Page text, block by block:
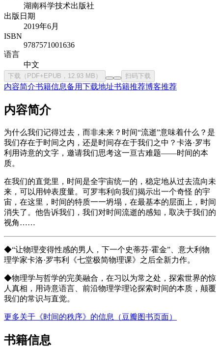
湖南科学技术出版社
出版日期
2019年6月
ISBN
9787571001636
语言
中文
下载（PDF+EPUB，12.93 MB） 扫码下载
内容简介书籍信息备用下载地址书籍推荐博客推荐
内容简介
为什么我们记得过去，而非未来？时间“流逝”意味着什么？是
我们存在于时间之内，还是时间存在于我们之中？卡洛·罗韦
利用诗意的文字，邀请我们思考这一亘古难题——时间的本
质。
在我们的直觉里，时间是全宇宙统一的，稳定地从过去流向未
来，可以用钟表度量。可罗韦利向我们揭示出一个奇怪 的宇
宙，在这里，时间的特质一一坍塌，在最基本的层面上，时间
消失了。他告诉我们，我们对时间流逝的感知，取决于我们的
视角……
◆“让物理变得性感的男人，下一个史蒂芬·霍金”、意大利物
理学家卡洛·罗韦利《七堂极简物理课》之后全新力作。
◆物理学与哲学的完美融合，在习以为常之处，探索世界的惊
人真相，用诗意语言、前沿物理学理论探索时间的本质，颠覆
我们的常识与直觉。
更多关于《时间的秩序》的信息（豆瓣图书页面）
书籍信息